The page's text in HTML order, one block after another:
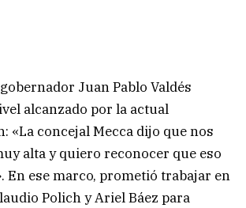
Juan Pablo Valdés
alcanzado por la actual
«La concejal Mecca dijo que nos
alta y quiero reconocer que eso
En ese marco, prometió trabajar en
Polich y Ariel Báez para